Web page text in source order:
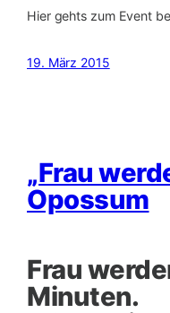
Hier gehts zum Event
19. März 2015
„Frau
Opossum
Frau
Minuten.